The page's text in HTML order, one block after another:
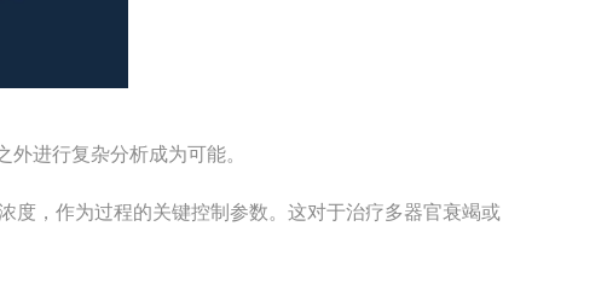
进行复杂分析成为可能。
度，作为过程的关键控制参数。这对于治疗多器官衰竭或